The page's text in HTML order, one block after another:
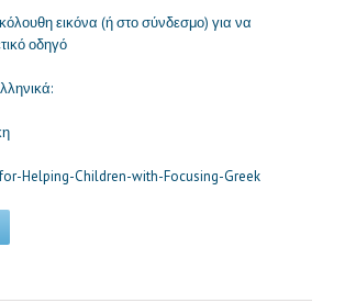
εικόνα (ή στο σύνδεσμο) για να
οδηγό
Helping-Children-with-Focusing-Greek